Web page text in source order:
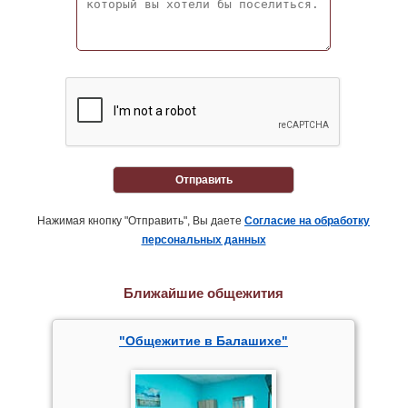
Отправить
Нажимая кнопку "Отправить", Вы даете Согласие на обработку
персональных данных
Ближайшие общежития
"Общежитие в Балашихе"